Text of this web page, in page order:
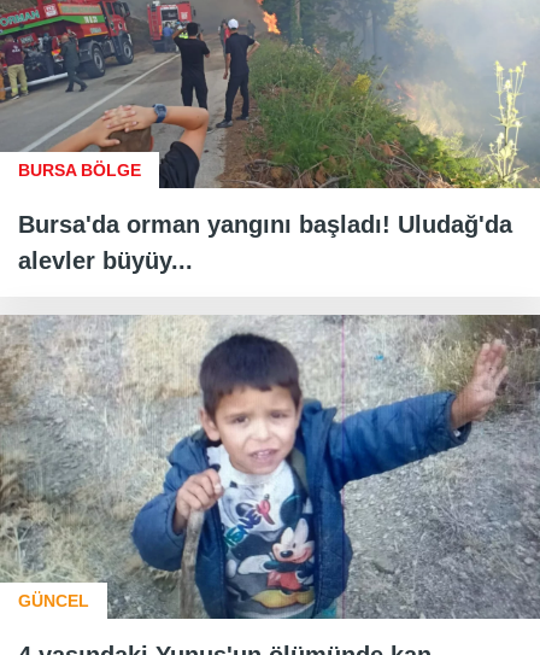
BURSA BÖLGE
Bursa'da orman yangını başladı! Uludağ'da
alevler büyüy...
GÜNCEL